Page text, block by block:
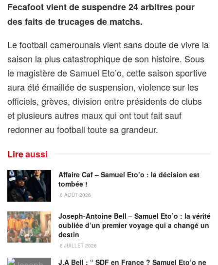
Fecafoot vient de suspendre 24 arbitres pour
des faits de trucages de matchs.
Le football camerounais vient sans doute de vivre la
saison la plus catastrophique de son histoire. Sous
le magistère de Samuel Eto’o, cette saison sportive
aura été émaillée de suspension, violence sur les
officiels, grèves, division entre présidents de clubs
et plusieurs autres maux qui ont tout fait sauf
redonner au football toute sa grandeur.
Lireaussi
Affaire Caf – Samuel Eto’o : la décision est
tombée !
6 AOÛT 2026
Joseph-Antoine Bell – Samuel Eto’o : la vérité
oubliée d’un premier voyage qui a changé un
destin
8 JUILLET 2026
J.A Bell : “ SDF en France ? Samuel Eto’o ne